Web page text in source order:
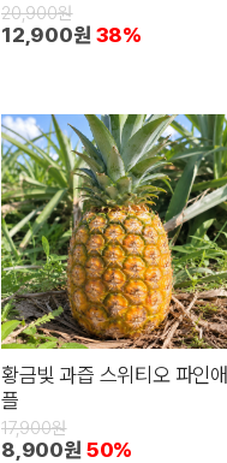
20,900원
12,900원 38%
황금빛 과즙 스위티오 파인애
플
17,900원
8,900원 50%